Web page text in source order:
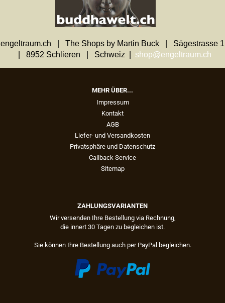
engeltraum.ch | The Shops by Martin Buck | Sägestrasse 1
| 8952 Schlieren | Schweiz | shop@engeltraum.ch
MEHR ÜBER...
Impressum
Kontakt
AGB
Liefer- und Versandkosten
Privatsphäre und Datenschutz
Callback Service
Sitemap
ZAHLUNGSVARIANTEN
Wir versenden Ihre Bestellung via Rechnung,
die innert 30 Tagen zu begleichen ist.
Sie können Ihre Bestellung auch per PayPal begleichen.